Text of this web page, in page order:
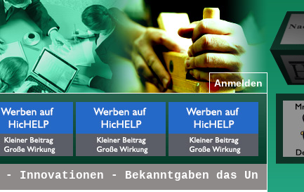
Anmelden
- Bekanntgaben das